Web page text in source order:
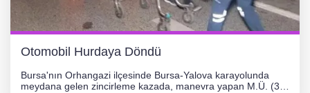
Otomobil Hurdaya Döndü
Bursa'nın Orhangazi ilçesinde Bursa-Yalova karayolunda
meydana gelen zincirleme kazada, manevra yapan M.Ü. (35)